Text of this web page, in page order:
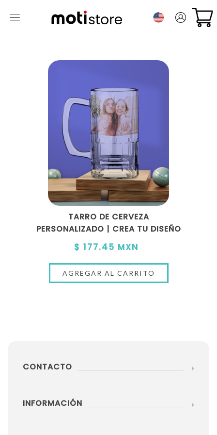
TARRO DE CERVEZA
PERSONALIZADO | CREA TU DISEÑO
$ 177.45 MXN
CONTACTO
INFORMACIÓN